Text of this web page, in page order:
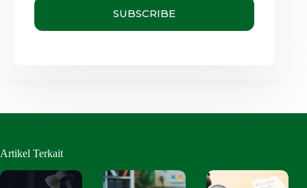
SUBSCRIBE
Artikel Terkait